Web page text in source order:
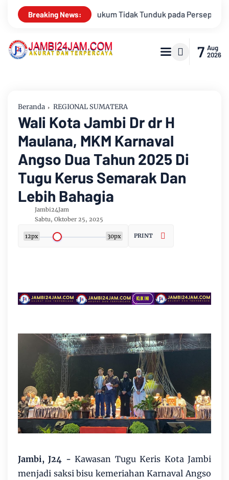
Breaking News:
Persepsi: Kritik Terhadap Monopoli Kebenaran oleh Media
7 Aug
2026
Beranda REGIONAL SUMATERA
Wali Kota Jambi Dr dr H
Maulana, MKM Karnaval
Angso Dua Tahun 2025 Di
Tugu Kerus Semarak Dan
Lebih Bahagia
Jambi24Jam
Sabtu, Oktober 25, 2025
12px 30px PRINT
Jambi, J24 -Kawasan Tugu Keris Kota Jambi
menjadi saksi bisu kemeriahan Karnaval Angso